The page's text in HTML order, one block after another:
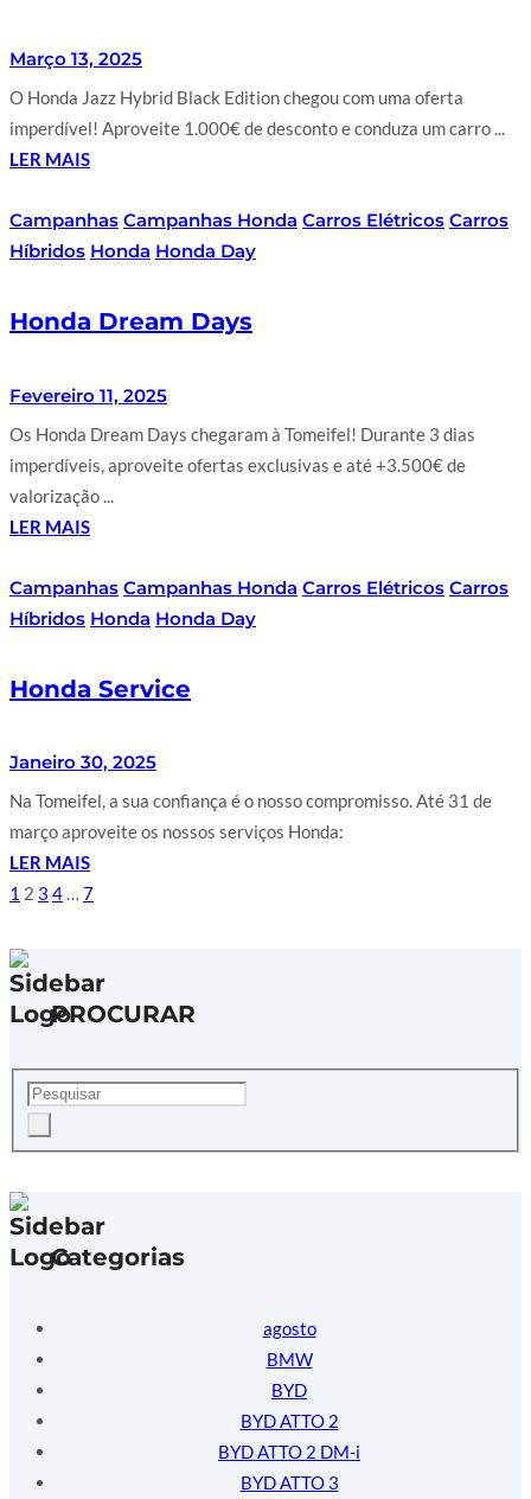
Março 13, 2025
O Honda Jazz Hybrid Black Edition chegou com uma oferta
imperdível! Aproveite 1.000€ de desconto e conduza um carro ...
LER MAIS
Campanhas Campanhas Honda Carros Elétricos Carros
Híbridos Honda Honda Day
Honda Dream Days
Fevereiro 11, 2025
Os Honda Dream Days chegaram à Tomeifel! Durante 3 dias
imperdíveis, aproveite ofertas exclusivas e até +3.500€ de
valorização ...
LER MAIS
Campanhas Campanhas Honda Carros Elétricos Carros
Híbridos Honda Honda Day
Honda Service
Janeiro 30, 2025
Na Tomeifel, a sua confiança é o nosso compromisso. Até 31 de
março aproveite os nossos serviços Honda:
LER MAIS
1 2 3 4… 7
PROCURAR
Categorias
agosto
BMW
BYD
BYD ATTO 2
BYD ATTO 2 DM-i
BYD ATTO 3